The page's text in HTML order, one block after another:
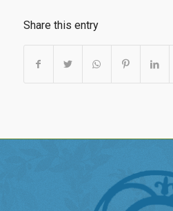
Share this entry